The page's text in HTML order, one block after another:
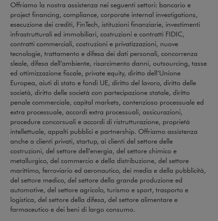
Offriamo la nostra assistenza nei seguenti settori: bancario e
project financing, compliance, corporate internal investigations,
esecuzione dei crediti, FinTech, istituzioni finanziarie, investimenti
infrastrutturali ed immobiliari, costruzioni e contratti FIDIC,
contratti commerciali, costruzioni e privatizzazioni, nuove
tecnologie, trattamento e difesa dei dati personali, concorrenza
sleale, difesa dell’ambiente, risarcimento danni, outsourcing, tasse
ed ottimizzazione fiscale, private equity, diritto dell’Unione
Europea, aiuti di stato e fondi UE, diritto del lavoro, diritto delle
società, diritto delle società con partecipazione statale, diritto
penale commerciale, capital markets, contenzioso processuale ed
extra processuale, accordi extra processuali, assicurazioni,
procedure concorsuali e accordi di ristrutturazione, proprietà
intellettuale, appalti pubblici e partnership. Offriamo assistenza
anche a clienti privati, startup, ai clienti del settore delle
costruzioni, del settore dell’energia, del settore chimico e
metallurgico, del commercio e della distribuzione, del settore
marittimo, ferroviario ed aeronautico, dei media e della pubblicità,
del settore medico, del settore della grande produzione ed
automotive, del settore agricolo, turismo e sport, trasporto e
logistica, del settore della difesa, del settore alimentare e
farmaceutico e dei beni di largo consumo.